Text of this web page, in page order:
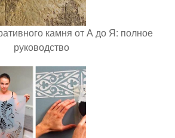
камня от А до Я: полное
руководство